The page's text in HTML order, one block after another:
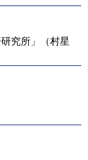
究所」（村星